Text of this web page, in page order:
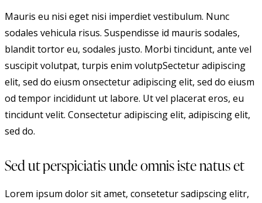
Mauris eu nisi eget nisi imperdiet vestibulum. Nunc
sodales vehicula risus. Suspendisse id mauris sodales,
blandit tortor eu, sodales justo. Morbi tincidunt, ante vel
suscipit volutpat, turpis enim volutpSectetur adipiscing
elit, sed do eiusm onsectetur adipiscing elit, sed do eiusm
od tempor incididunt ut labore. Ut vel placerat eros, eu
tincidunt velit. Consectetur adipiscing elit, adipiscing elit,
sed do.
Sed ut perspiciatis unde omnis iste natus et
Lorem ipsum dolor sit amet, consetetur sadipscing elitr,